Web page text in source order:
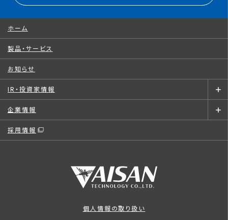
ホーム
製品・サービス
お知らせ
IR・投資家情報
企業情報
採用情報
個人情報の取り扱い